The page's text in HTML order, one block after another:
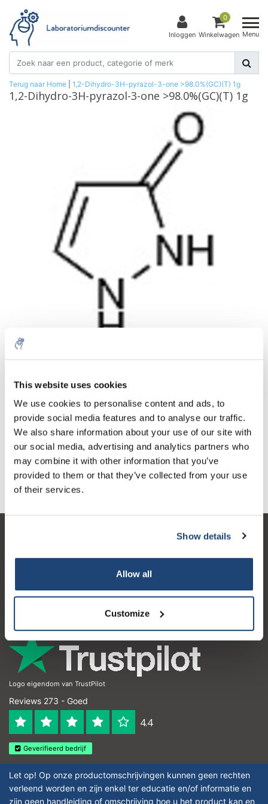
This website uses cookies
We use cookies to personalise content and ads, to
provide social media features and to analyse our traffic.
We also share information about your use of our site with
our social media, advertising and analytics partners who
may combine it with other information that you’ve
provided to them or that they’ve collected from your use
of their services.
Show details
Allow all
Customize
Inloggen
0
Winkelwagen Menu
Terug naar Home 1,2-Dihydro-3H-pyrazol-3-one >98.0%(GC)(T) 1g
1,2-Dihydro-3H-pyrazol-3-one >98.0%(GC)(T) 1g
1 Stuk Excl. btw
€115,20
Incl. btw
Toevoegen aan winkelwagen
Informatie
Contactgegevens
Logo eigendom van TrustPilot
Reviews 273 - Goed
4.4
Geverifieerd bedrijf
Let op! Op onze productomschrijvingen kunnen geen rechten
verleend worden en zijn enkel ter educatie en/of informatie en
zijn geen handleiding of omschrijving hoe u het product kan en